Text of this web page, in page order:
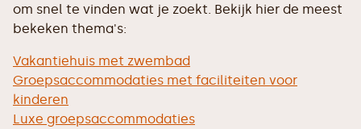
om snel te vinden wat je zoekt. Bekijk hier de meest
bekeken thema's:
Vakantiehuis met zwembad
Groepsaccommodaties met faciliteiten voor
kinderen
Luxe groepsaccommodaties